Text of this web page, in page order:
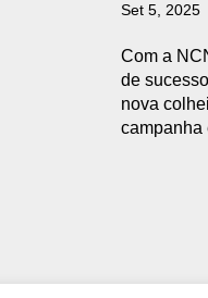
Set 5, 2025
Com a
de
nova
campanha